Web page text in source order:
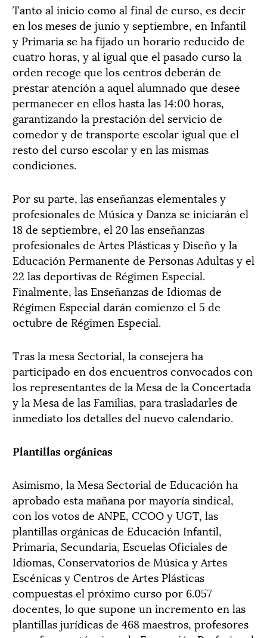
Tanto al inicio como al final de curso, es decir
en los meses de junio y septiembre, en Infantil
y Primaria se ha fijado un horario reducido de
cuatro horas, y al igual que el pasado curso la
orden recoge que los centros deberán de
prestar atención a aquel alumnado que desee
permanecer en ellos hasta las 14:00 horas,
garantizando la prestación del servicio de
comedor y de transporte escolar igual que el
resto del curso escolar y en las mismas
condiciones.
Por su parte, las enseñanzas elementales y
profesionales de Música y Danza se iniciarán el
18 de septiembre, el 20 las enseñanzas
profesionales de Artes Plásticas y Diseño y la
Educación Permanente de Personas Adultas y el
22 las deportivas de Régimen Especial.
Finalmente, las Enseñanzas de Idiomas de
Régimen Especial darán comienzo el 5 de
octubre de Régimen Especial.
Tras la mesa Sectorial, la consejera ha
participado en dos encuentros convocados con
los representantes de la Mesa de la Concertada
y la Mesa de las Familias, para trasladarles de
inmediato los detalles del nuevo calendario.
Plantillas orgánicas
Asimismo, la Mesa Sectorial de Educación ha
aprobado esta mañana por mayoría sindical,
con los votos de ANPE, CCOO y UGT, las
plantillas orgánicas de Educación Infantil,
Primaria, Secundaria, Escuelas Oficiales de
Idiomas, Conservatorios de Música y Artes
Escénicas y Centros de Artes Plásticas
compuestas el próximo curso por 6.057
docentes, lo que supone un incremento en las
plantillas jurídicas de 468 maestros, profesores